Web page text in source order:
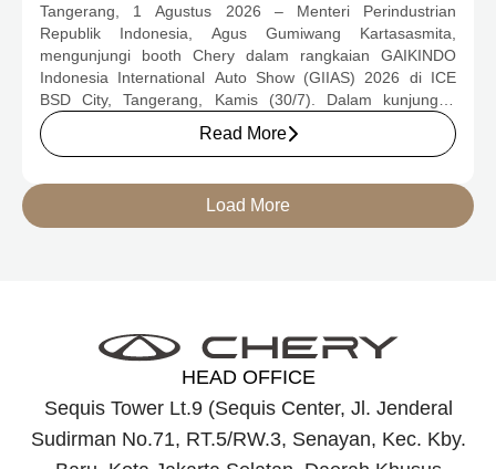
CSH YANG JADI SOROTAN DI GIIAS
2026
Tangerang, 1 Agustus 2026 – Menteri Perindustrian
Republik Indonesia, Agus Gumiwang Kartasasmita,
mengunjungi booth Chery dalam rangkaian GAIKINDO
Indonesia International Auto Show (GIIAS) 2026 di ICE
BSD City, Tangerang, Kamis (30/7). Dalam kunjungan
tersebut, Menteri Perindustrian meninjau dua produk
elektrifikasi terbaru Chery, yakni Chery Q, compact EV
berteknologi Range-Extended Electric Vehicle (REEV) yang
dirancang untuk mendukung perjalanan jarak jauh.
Read More
Load More
HEAD OFFICE
Sequis Tower Lt.9 (Sequis Center, Jl. Jenderal
Sudirman No.71, RT.5/RW.3, Senayan, Kec. Kby.